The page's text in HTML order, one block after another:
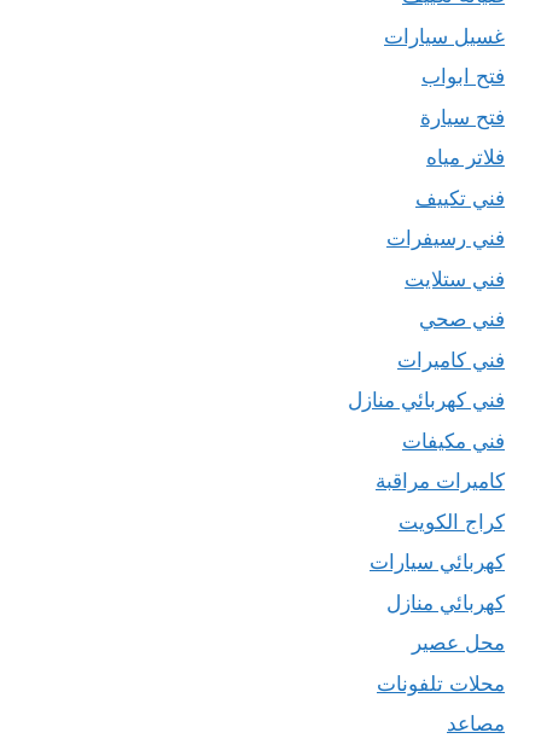
غسيل سيارات
فتح ابواب
فتح سيارة
فلاتر مياه
فني تكييف
فني رسيفرات
فني ستلايت
فني صحي
فني كاميرات
فني كهربائي منازل
فني مكيفات
كاميرات مراقبة
كراج الكويت
كهربائي سيارات
كهربائي منازل
محل عصير
محلات تلفونات
مصاعد